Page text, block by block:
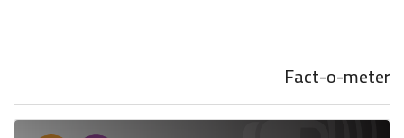
Fact-o-meter